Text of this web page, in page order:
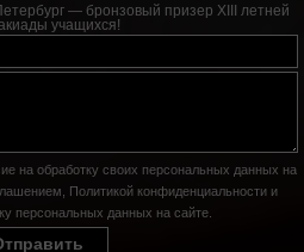
— бронзовый призер XIII летней
учащихся!
на обработку своих персональных данных на
Политикой конфиденциальности и
персональных данных на сайте